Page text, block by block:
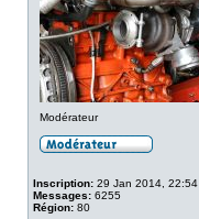
Modérateur
Inscription: 29 Jan 2014, 22:54
Messages: 6255
Région: 80